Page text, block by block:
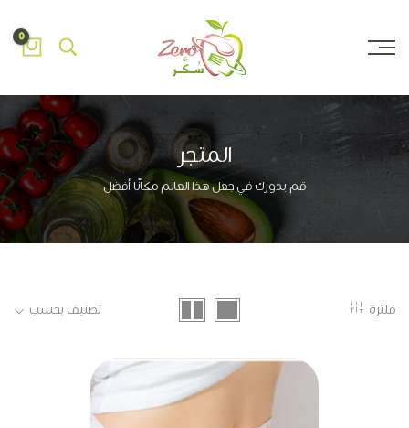
0
المتجر
قم بدورك في جعل هذا العالم مكانًا أفضل
فلترة تصنيف بحسب